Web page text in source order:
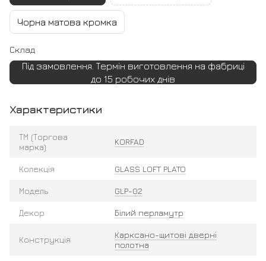
Чорна матова кромка
Склад
Під замовлення. Термін виготовлення на фабриці
до 15 робочих днів
Характеристики
ТМ (Торгова
марка)
KORFAD
Колекція GLASS LOFT PLATO
Модель GLP-02
Декор Білий перламутр
Конструкція
Карксано-щитові дверні
полотна